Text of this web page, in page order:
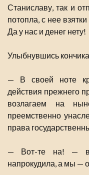
Станиславу, так и
потопла, с нее
Да у нас и денег нету!
Улыбнувшись
— В своей ноте
действия прежнего
возлагаем на
преемственно
права
— Вот-те на! —
напрокудила, а мы —